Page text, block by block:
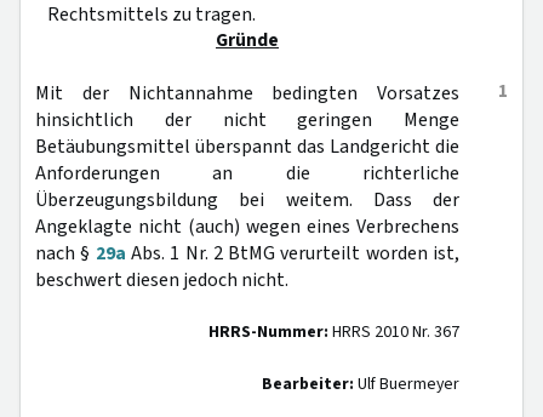
Rechtsmittels zu tragen.
Gründe
1
Mit der Nichtannahme bedingten Vorsatzes
hinsichtlich der nicht geringen Menge
Betäubungsmittel überspannt das Landgericht die
Anforderungen an die richterliche
Überzeugungsbildung bei weitem. Dass der
Angeklagte nicht (auch) wegen eines Verbrechens
nach § 29a Abs. 1 Nr. 2 BtMG verurteilt worden ist,
beschwert diesen jedoch nicht.
HRRS-Nummer: HRRS 2010 Nr. 367
Bearbeiter: Ulf Buermeyer